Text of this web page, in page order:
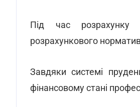
Під час розрахунку
розрахункового
Завдяки системі
фінансовому стані